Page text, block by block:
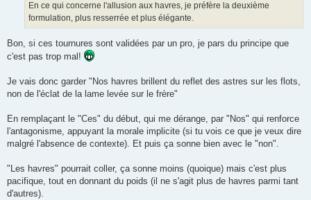
En ce qui concerne l'allusion aux havres, je préfère la deuxième
formulation, plus resserrée et plus élégante.
Bon, si ces tournures sont validées par un pro, je pars du principe que
c'est pas trop mal!
Je vais donc garder "Nos havres brillent du reflet des astres sur les flots,
non de l'éclat de la lame levée sur le frère"
En remplaçant le "Ces" du début, qui me dérange, par "Nos" qui renforce
l'antagonisme, appuyant la morale implicite (si tu vois ce que je veux dire
malgré l'absence de contexte). Et puis ça sonne bien avec le "non".
"Les havres" pourrait coller, ça sonne moins (quoique) mais c'est plus
pacifique, tout en donnant du poids (il ne s'agit plus de havres parmi tant
d'autres).